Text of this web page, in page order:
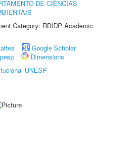
DE CIÊNCIAS
Category: RDIDP Academic
Google Scholar
Dimensions
UNESP